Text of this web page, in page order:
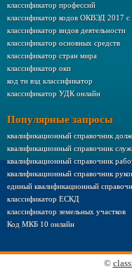
классификатор профессий
классификатор кодов ОКВЭД 2017
классификатор видов деятельности
классификатор основных средств
классификатор стран мира
классификатор окп
код тн вэд классификатор
классификатор УДК онлайн
Популярные запросы
квалификационный справочник
квалификационный справочник
квалификационный справочник
квалификационный справочник
единый квалификационный
классификатор ЕСКД
классификатор земельных участков
Код МКБ 10 онлайн
©